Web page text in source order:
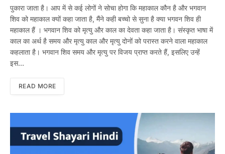
पुकारा जाता है। आप में से कई लोगों ने सोचा होगा कि महाकाल कौन है और भगवान
शिव को महाकाल क्यों कहा जाता है, मैंने कही बच्चो से सुना है क्या भगवन शिव ही
महाकाल हैं । भगवान शिव को मृत्यु और काल का देवता कहा जाता है। संस्कृत भाषा में
काल का अर्थ है समय और मृत्यु काल और मृत्यु दोनों को परास्त करने वाला महाकाल
कहलाता है। भगवान शिव समय और मृत्यु पर विजय प्राप्त करते हैं, इसलिए उन्हें
इस…
READ MORE